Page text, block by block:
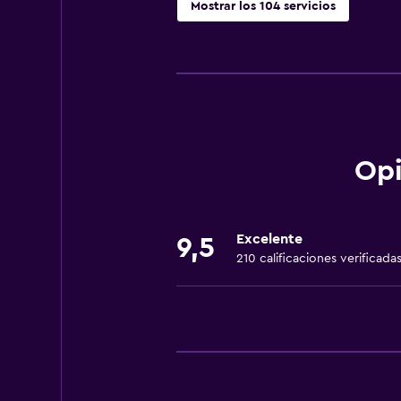
Mostrar los 104 servicios
Dispositivo hotspot móvil
Alarma de humo
9,5 Excelente
210 calificaciones verificadas